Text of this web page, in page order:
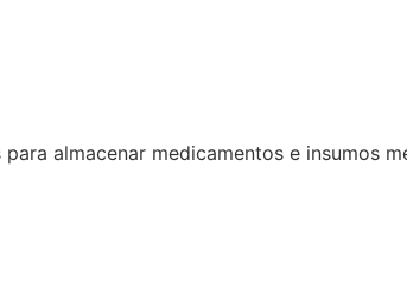
almacenar medicamentos e insumos